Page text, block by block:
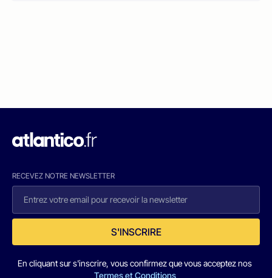
RECEVEZ NOTRE NEWSLETTER
S'INSCRIRE
En cliquant sur s'inscrire, vous confirmez que vous acceptez nos
Termes et Conditions